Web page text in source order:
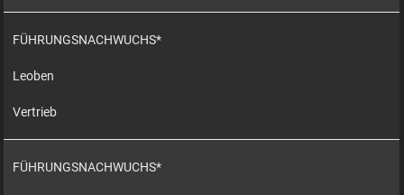
FÜHRUNGSNACHWUCHS*
Leoben
Vertrieb
FÜHRUNGSNACHWUCHS*